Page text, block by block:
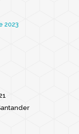
2023